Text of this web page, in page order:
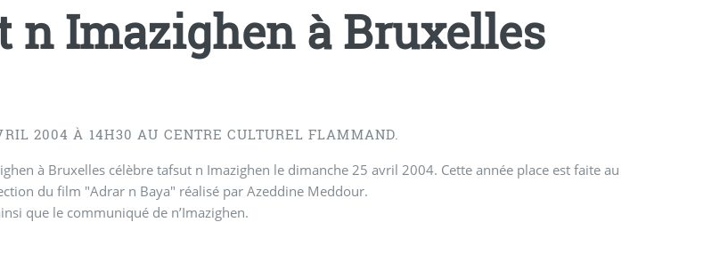
n Imazighen à Bruxelles
2004 À 14H30 AU CENTRE CULTUREL FLAMMAND.
à Bruxelles célèbre tafsut n Imazighen le dimanche 25 avril 2004. Cette année place est faite au
du film "Adrar n Baya" réalisé par Azeddine Meddour.
que le communiqué de n’Imazighen.